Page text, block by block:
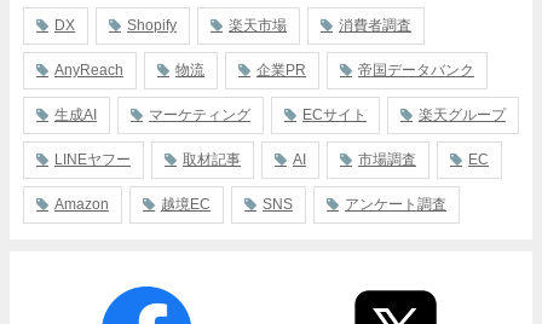
DX Shopify 楽天市場 消費者調査
AnyReach 物流 企業PR 帝国データバンク
生成AI マーケティング ECサイト 楽天グループ
LINEヤフー 取材記事 AI 市場調査 EC
Amazon 越境EC SNS アンケート調査